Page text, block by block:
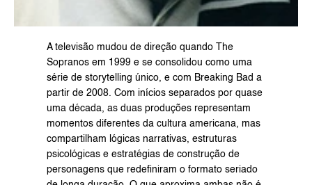
A televisão mudou de direção quando The
Sopranos em 1999 e se consolidou como uma
série de storytelling único, e com Breaking Bad a
partir de 2008. Com inícios separados por quase
uma década, as duas produções representam
momentos diferentes da cultura americana, mas
compartilham lógicas narrativas, estruturas
psicológicas e estratégias de construção de
personagens que redefiniram o formato seriado